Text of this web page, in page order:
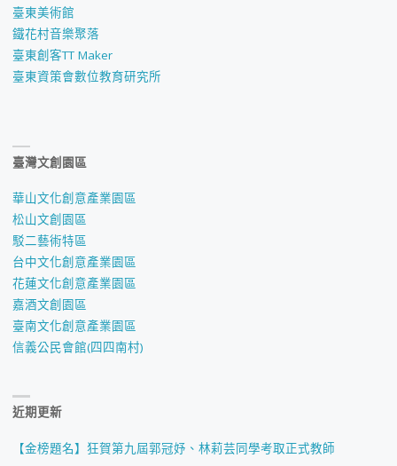
臺東美術館
鐵花村音樂聚落
臺東創客TT Maker
臺東資策會數位教育研究所
臺灣文創園區
華山文化創意產業園區
松山文創園區
駁二藝術特區
台中文化創意產業園區
花蓮文化創意產業園區
嘉酒文創園區
臺南文化創意產業園區
信義公民會館(四四南村)
近期更新
【金榜題名】狂賀第九屆郭冠妤、林莉芸同學考取正式教師